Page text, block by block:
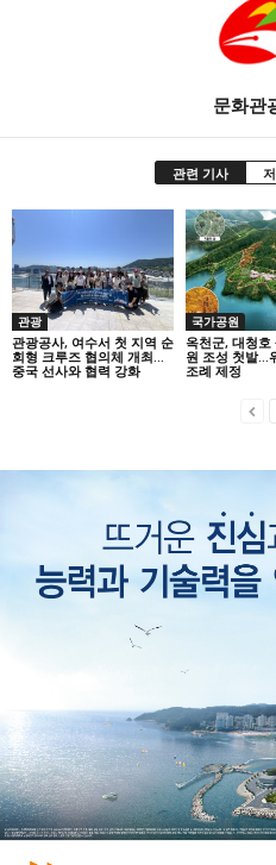
문화관
관련 기사
관광
관광공사, 여수서 첫 지역 순
회형 크루즈 협의체 개최…
중국 선사와 협력 강화
국가공원
옥천군, 대청호
원 조성 첫발…
조례 제정